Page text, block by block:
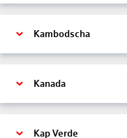
Kambodscha
Kanada
Kap Verde